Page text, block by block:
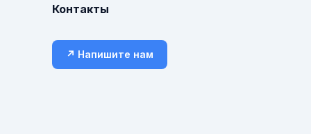
Контакты
↗ Напишите нам